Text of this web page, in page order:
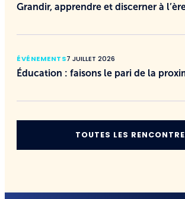
Grandir, apprendre et discerner à
ÉVÉNEMENTS7 JUILLET 2026
Éducation : faisons le pari de la
TOUTES LES